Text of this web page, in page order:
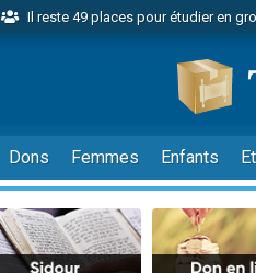
Il reste 49 places pour étudier en
2 personnes viennent de nous
6 personnes viennent de nous rejoindre
4 personnes viennent de faire un
2 personnes viennent de faire un
17 personnes viennent de demander
4 personnes viennent de nous rejoindre
Dons Femmes Enfants